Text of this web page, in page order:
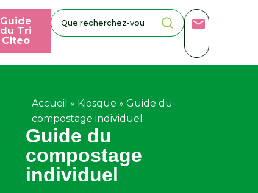
Guide
du Tri
Citeo
Accueil » Kiosque » Guide du
compostage individuel
Guide du
compostage
individuel